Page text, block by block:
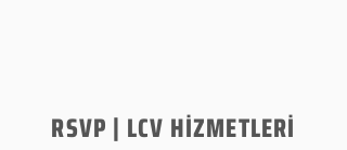
RSVP | LCV HİZMETLERİ